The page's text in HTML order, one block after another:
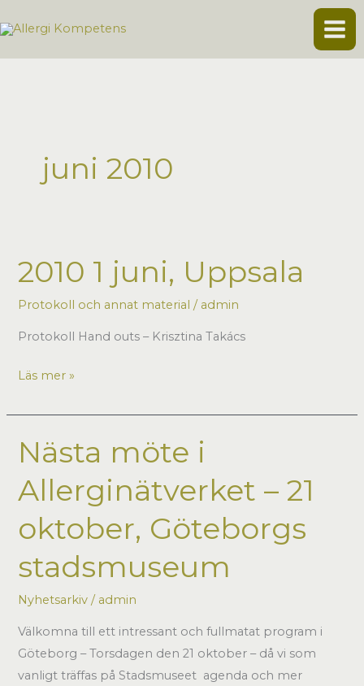
till
juni 2010
2010 1 juni, Uppsala
Protokoll och annat material / admin
Protokoll Hand outs – Krisztina Takács
2010
juni,
Uppsala
Läs mer »
Nästa möte i
Allerginätverket – 21
oktober, Göteborgs
stadsmuseum
Nyhetsarkiv / admin
Välkomna till ett intressant och fullmatat program i
Göteborg – Torsdagen den 21 oktober – då vi som
vanligt träffas på Stadsmuseet agenda och mer